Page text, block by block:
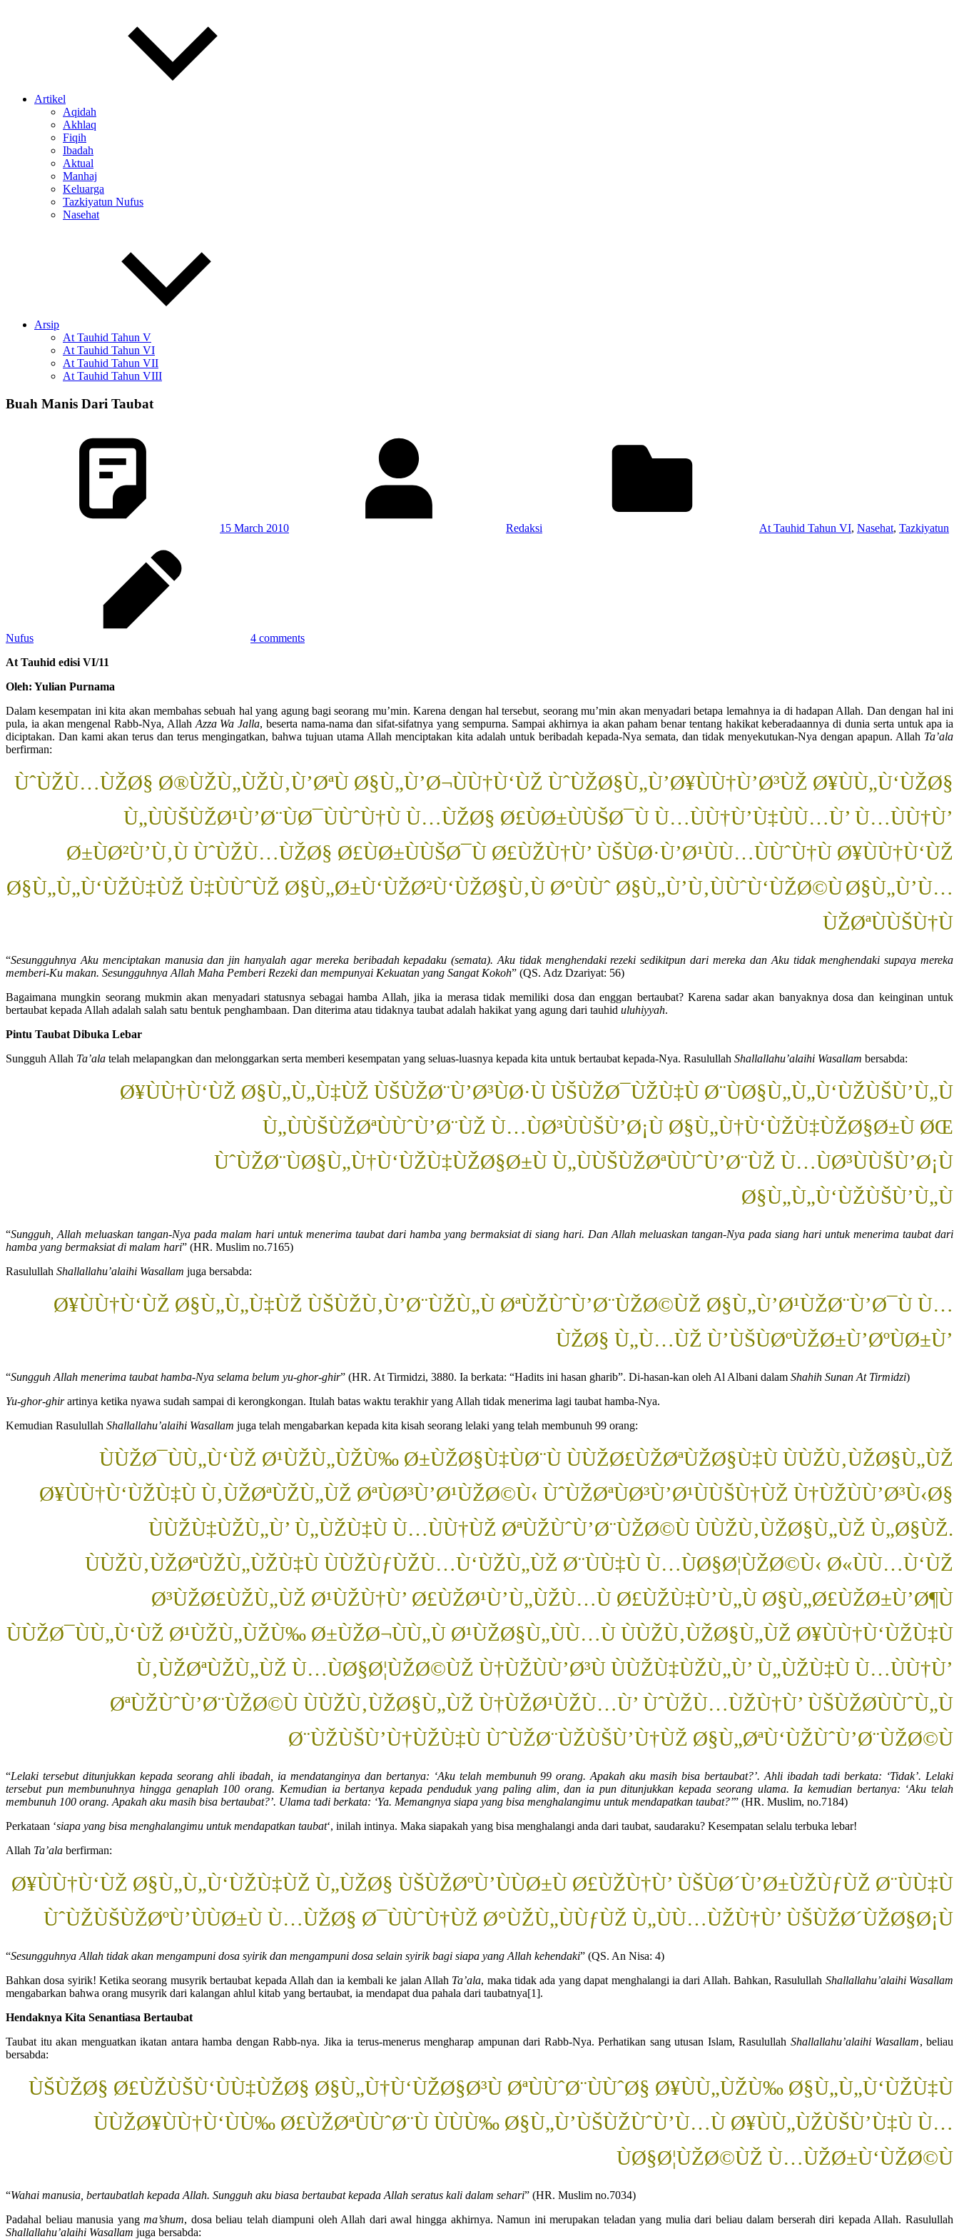
Artikel
Aqidah
Akhlaq
Fiqih
Ibadah
Aktual
Manhaj
Keluarga
Tazkiyatun Nufus
Nasehat
Arsip
At Tauhid Tahun V
At Tauhid Tahun VI
At Tauhid Tahun VII
At Tauhid Tahun VIII
Buah Manis Dari Taubat
15 March 2010 Redaksi At Tauhid Tahun VI, Nasehat, Tazkiyatun
Nufus
4 comments
At Tauhid edisi VI/11
Oleh: Yulian Purnama
Dalam kesempatan ini kita akan membahas sebuah hal yang agung bagi seorang mu’min. Karena dengan hal tersebut, seorang mu’min akan menyadari betapa lemahnya ia di hadapan Allah. Dan dengan hal ini
pula, ia akan mengenal Rabb-Nya, AllahAzza Wa Jalla, beserta nama-nama dan sifat-sifatnya yang sempurna. Sampai akhirnya ia akan paham benar tentang hakikat keberadaannya di dunia serta untuk apa ia
diciptakan. Dan kami akan terus dan terus mengingatkan, bahwa tujuan utama Allah menciptakan kita adalah untuk beribadah kepada-Nya semata, dan tidak menyekutukan-Nya dengan apapun. Allah Ta’ala
berfirman:
ÙˆÙŽÙ…ÙŽØ§ Ø®ÙŽÙ„ÙŽÙ‚Ù’ØªÙ Ø§Ù„Ù’Ø¬ÙÙ†Ù‘ÙŽ ÙˆÙŽØ§Ù„Ù’Ø¥ÙÙ†Ù’Ø³ÙŽ Ø¥ÙÙ„Ù‘ÙŽØ§
Ù„ÙÙŠÙŽØ¹Ù’Ø¨ÙØ¯ÙÙˆÙ†Ù Ù…ÙŽØ§ Ø£ÙØ±ÙÙŠØ¯Ù Ù…ÙÙ†Ù’Ù‡ÙÙ…Ù’ Ù…ÙÙ†Ù’
Ø±ÙØ²Ù’Ù‚Ù ÙˆÙŽÙ…ÙŽØ§ Ø£ÙØ±ÙÙŠØ¯Ù Ø£ÙŽÙ†Ù’ ÙŠÙØ·Ù’Ø¹ÙÙ…ÙÙˆÙ†Ù Ø¥ÙÙ†Ù‘ÙŽ
Ø§Ù„Ù„Ù‘ÙŽÙ‡ÙŽ Ù‡ÙÙˆÙŽ Ø§Ù„Ø±Ù‘ÙŽØ²Ù‘ÙŽØ§Ù‚Ù Ø°ÙÙˆ Ø§Ù„Ù’Ù‚ÙÙˆÙ‘ÙŽØ©ÙØ§Ù„Ù’Ù…
ÙŽØªÙÙŠÙ†Ù
“Sesungguhnya Aku menciptakan manusia dan jin hanyalah agar mereka beribadah kepadaku (semata). Aku tidak menghendaki rezeki sedikitpun dari mereka dan Aku tidak menghendaki supaya mereka
memberi-Ku makan. Sesungguhnya Allah Maha Pemberi Rezeki dan mempunyai Kekuatan yang Sangat Kokoh” (QS. Adz Dzariyat: 56)
Bagaimana mungkin seorang mukmin akan menyadari statusnya sebagai hamba Allah, jika ia merasa tidak memiliki dosa dan enggan bertaubat? Karena sadar akan banyaknya dosa dan keinginan untuk
bertaubat kepada Allah adalah salah satu bentuk penghambaan. Dan diterima atau tidaknya taubat adalah hakikat yang agung dari tauhid uluhiyyah.
Pintu Taubat Dibuka Lebar
Sungguh Allah Ta’ala telah melapangkan dan melonggarkan serta memberi kesempatan yang seluas-luasnya kepada kita untuk bertaubat kepada-Nya. Rasulullah Shallallahu’alaihi Wasallam bersabda:
Ø¥ÙÙ†Ù‘ÙŽ Ø§Ù„Ù„Ù‡ÙŽ ÙŠÙŽØ¨Ù’Ø³ÙØ·Ù ÙŠÙŽØ¯ÙŽÙ‡Ù Ø¨ÙØ§Ù„Ù„Ù‘ÙŽÙŠÙ’Ù„Ù
Ù„ÙÙŠÙŽØªÙÙˆÙ’Ø¨ÙŽ Ù…ÙØ³ÙÙŠÙ’Ø¡Ù Ø§Ù„Ù†Ù‘ÙŽÙ‡ÙŽØ§Ø±Ù ØŒ
ÙˆÙŽØ¨ÙØ§Ù„Ù†Ù‘ÙŽÙ‡ÙŽØ§Ø±Ù Ù„ÙÙŠÙŽØªÙÙˆÙ’Ø¨ÙŽ Ù…ÙØ³ÙÙŠÙ’Ø¡Ù
Ø§Ù„Ù„Ù‘ÙŽÙŠÙ’Ù„Ù
“Sungguh, Allah meluaskan tangan-Nya pada malam hari untuk menerima taubat dari hamba yang bermaksiat di siang hari. Dan Allah meluaskan tangan-Nya pada siang hari untuk menerima taubat dari
hamba yang bermaksiat di malam hari” (HR. Muslim no.7165)
Rasulullah Shallallahu’alaihi Wasallam juga bersabda:
Ø¥ÙÙ†Ù‘ÙŽ Ø§Ù„Ù„Ù‡ÙŽ ÙŠÙŽÙ‚Ù’Ø¨ÙŽÙ„Ù ØªÙŽÙˆÙ’Ø¨ÙŽØ©ÙŽ Ø§Ù„Ù’Ø¹ÙŽØ¨Ù’Ø¯Ù Ù…
ÙŽØ§ Ù„Ù…ÙŽ Ù’ÙŠÙØºÙŽØ±Ù’ØºÙØ±Ù’
“Sungguh Allah menerima taubat hamba-Nya selama belum yu-ghor-ghir” (HR. At Tirmidzi, 3880. Ia berkata: “Hadits ini hasan gharib”. Di-hasan-kan oleh Al Albani dalam Shahih Sunan At Tirmidzi)
Yu-ghor-ghirartinya ketika nyawa sudah sampai di kerongkongan. Itulah batas waktu terakhir yang Allah tidak menerima lagi taubat hamba-Nya.
Kemudian Rasulullah Shallallahu’alaihi Wasallam juga telah mengabarkan kepada kita kisah seorang lelaki yang telah membunuh 99 orang:
ÙÙŽØ¯ÙÙ„Ù‘ÙŽ Ø¹ÙŽÙ„ÙŽÙ‰ Ø±ÙŽØ§Ù‡ÙØ¨Ù ÙÙŽØ£ÙŽØªÙŽØ§Ù‡Ù ÙÙŽÙ‚ÙŽØ§Ù„ÙŽ
Ø¥ÙÙ†Ù‘ÙŽÙ‡Ù Ù‚ÙŽØªÙŽÙ„ÙŽ ØªÙØ³Ù’Ø¹ÙŽØ©Ù‹ ÙˆÙŽØªÙØ³Ù’Ø¹ÙÙŠÙ†ÙŽ Ù†ÙŽÙÙ’Ø³Ù‹Ø§
ÙÙŽÙ‡ÙŽÙ„Ù’ Ù„ÙŽÙ‡Ù Ù…ÙÙ†ÙŽ ØªÙŽÙˆÙ’Ø¨ÙŽØ©Ù ÙÙŽÙ‚ÙŽØ§Ù„ÙŽ Ù„Ø§ÙŽ.
ÙÙŽÙ‚ÙŽØªÙŽÙ„ÙŽÙ‡Ù ÙÙŽÙƒÙŽÙ…Ù‘ÙŽÙ„ÙŽ Ø¨ÙÙ‡Ù Ù…ÙØ§Ø¦ÙŽØ©Ù‹ Ø«ÙÙ…Ù‘ÙŽ
Ø³ÙŽØ£ÙŽÙ„ÙŽ Ø¹ÙŽÙ†Ù’ Ø£ÙŽØ¹Ù’Ù„ÙŽÙ…Ù Ø£ÙŽÙ‡Ù’Ù„Ù Ø§Ù„Ø£ÙŽØ±Ù’Ø¶Ù
ÙÙŽØ¯ÙÙ„Ù‘ÙŽ Ø¹ÙŽÙ„ÙŽÙ‰ Ø±ÙŽØ¬ÙÙ„Ù Ø¹ÙŽØ§Ù„ÙÙ…Ù ÙÙŽÙ‚ÙŽØ§Ù„ÙŽ Ø¥ÙÙ†Ù‘ÙŽÙ‡Ù
Ù‚ÙŽØªÙŽÙ„ÙŽ Ù…ÙØ§Ø¦ÙŽØ©ÙŽ Ù†ÙŽÙÙ’Ø³Ù ÙÙŽÙ‡ÙŽÙ„Ù’ Ù„ÙŽÙ‡Ù Ù…ÙÙ†Ù’
ØªÙŽÙˆÙ’Ø¨ÙŽØ©Ù ÙÙŽÙ‚ÙŽØ§Ù„ÙŽ Ù†ÙŽØ¹ÙŽÙ…Ù’ ÙˆÙŽÙ…ÙŽÙ†Ù’ ÙŠÙŽØ­ÙÙˆÙ„Ù
Ø¨ÙŽÙŠÙ’Ù†ÙŽÙ‡Ù ÙˆÙŽØ¨ÙŽÙŠÙ’Ù†ÙŽ Ø§Ù„ØªÙ‘ÙŽÙˆÙ’Ø¨ÙŽØ©Ù
“Lelaki tersebut ditunjukkan kepada seorang ahli ibadah, ia mendatanginya dan bertanya: ‘Aku telah membunuh 99 orang. Apakah aku masih bisa bertaubat?’. Ahli ibadah tadi berkata: ‘Tidak’. Lelaki
tersebut pun membunuhnya hingga genaplah 100 orang. Kemudian ia bertanya kepada penduduk yang paling alim, dan ia pun ditunjukkan kepada seorang ulama. Ia kemudian bertanya: ‘Aku telah
membunuh 100 orang. Apakah aku masih bisa bertaubat?’. Ulama tadi berkata: ‘Ya. Memangnya siapa yang bisa menghalangimu untuk mendapatkan taubat?’” (HR. Muslim, no.7184)
Perkataan ‘siapa yang bisa menghalangimu untuk mendapatkan taubat‘, inilah intinya. Maka siapakah yang bisa menghalangi anda dari taubat, saudaraku? Kesempatan selalu terbuka lebar!
Allah Ta’ala berfirman:
Ø¥ÙÙ†Ù‘ÙŽ Ø§Ù„Ù„Ù‘ÙŽÙ‡ÙŽ Ù„ÙŽØ§ ÙŠÙŽØºÙ’ÙÙØ±Ù Ø£ÙŽÙ†Ù’ ÙŠÙØ´Ù’Ø±ÙŽÙƒÙŽ Ø¨ÙÙ‡Ù
ÙˆÙŽÙŠÙŽØºÙ’ÙÙØ±Ù Ù…ÙŽØ§ Ø¯ÙÙˆÙ†ÙŽ Ø°ÙŽÙ„ÙÙƒÙŽ Ù„ÙÙ…ÙŽÙ†Ù’ ÙŠÙŽØ´ÙŽØ§Ø¡Ù
“Sesungguhnya Allah tidak akan mengampuni dosa syirik dan mengampuni dosa selain syirik bagi siapa yang Allah kehendaki” (QS. An Nisa: 4)
Bahkan dosa syirik! Ketika seorang musyrik bertaubat kepada Allah dan ia kembali ke jalan Allah Ta’ala, maka tidak ada yang dapat menghalangi ia dari Allah. Bahkan, Rasulullah Shallallahu’alaihi Wasallam
mengabarkan bahwa orang musyrik dari kalangan ahlul kitab yang bertaubat, ia mendapat dua pahala dari taubatnya[1].
Hendaknya Kita Senantiasa Bertaubat
Taubat itu akan menguatkan ikatan antara hamba dengan Rabb-nya. Jika ia terus-menerus mengharap ampunan dari Rabb-Nya. Perhatikan sang utusan Islam, Rasulullah Shallallahu’alaihi Wasallam, beliau
bersabda:
ÙŠÙŽØ§ Ø£ÙŽÙŠÙ‘ÙÙ‡ÙŽØ§ Ø§Ù„Ù†Ù‘ÙŽØ§Ø³Ù ØªÙÙˆØ¨ÙÙˆØ§ Ø¥ÙÙ„ÙŽÙ‰ Ø§Ù„Ù„Ù‘ÙŽÙ‡Ù
ÙÙŽØ¥ÙÙ†Ù‘ÙÙ‰ Ø£ÙŽØªÙÙˆØ¨Ù ÙÙÙ‰ Ø§Ù„Ù’ÙŠÙŽÙˆÙ’Ù…Ù Ø¥ÙÙ„ÙŽÙŠÙ’Ù‡Ù Ù…
ÙØ§Ø¦ÙŽØ©ÙŽ Ù…ÙŽØ±Ù‘ÙŽØ©Ù
“Wahai manusia, bertaubatlah kepada Allah. Sungguh aku biasa bertaubat kepada Allah seratus kali dalam sehari” (HR. Muslim no.7034)
Padahal beliau manusia yangma’shum, dosa beliau telah diampuni oleh Allah dari awal hingga akhirnya. Namun ini merupakan teladan yang mulia dari beliau dalam berserah diri kepada Allah. Rasulullah
Shallallahu’alaihi Wasallam juga bersabda: